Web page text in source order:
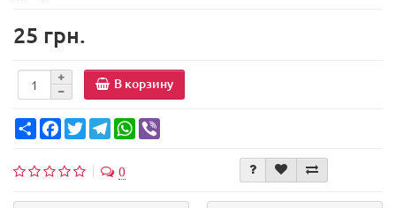
25 грн.
В корзину
Share FacebookTwitterTelegramWhatsApp
0